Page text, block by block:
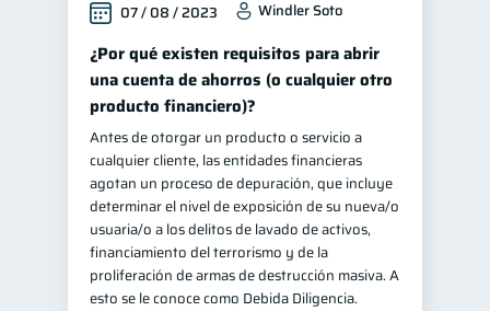
07 / 08 / 2023 Windler Soto
¿Por qué existen requisitos para abrir
una cuenta de ahorros (o cualquier otro
producto financiero)?
Antes de otorgar un producto o servicio a
cualquier cliente, las entidades financieras
agotan un proceso de depuración, que incluye
determinar el nivel de exposición de su nueva/o
usuaria/o a los delitos de lavado de activos,
financiamiento del terrorismo y de la
proliferación de armas de destrucción masiva. A
esto se le conoce como Debida Diligencia.